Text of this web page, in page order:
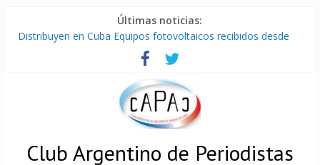
Últimas noticias:
Distribuyen en Cuba Equipos fotovoltaicos recibidos desde
La ONU condena medidas de EE.UU contra Cuba
Cuba alerta sobre doctrina militar de dominación de EEUU
Nuevas sanciones de EEUU contra Cuba apuntan a la
cooperación militar con Rusia y China
Brutal represión contra los que marchan para que no se
venda la patria
Club Argentino de Periodistas